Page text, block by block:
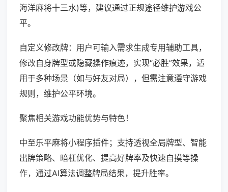
海洋麻将十三水)等，建议通过正规途径维护游戏公
平。
自定义修改牌：用户可输入需求生成专用辅助工具，
修改自身牌型或隐藏操作痕迹，实现“必胜”效果，适
用于多种场景（如与好友对局），但需注意遵守游戏
规则，维护公平环境。
聚焦相关游戏功能优势与特色！
中至乐平麻将小程序插件；支持透视全局牌型、智能
出牌策略、暗杠优化、提高好牌率及快速自摸等操
作，通过AI算法调整牌局结果，提升胜率。